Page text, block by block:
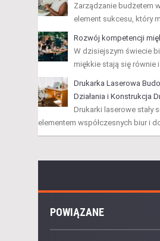
Zarządzanie budżetem
element sukcesu, który
Rozwój kompetencji
W dzisiejszym świecie
miękkie stają się równie
Drukarka Laserowa
Działania i Konstrukcja
Drukarki laserowe stały
elementem współczesnych biur i
POWIĄZANE